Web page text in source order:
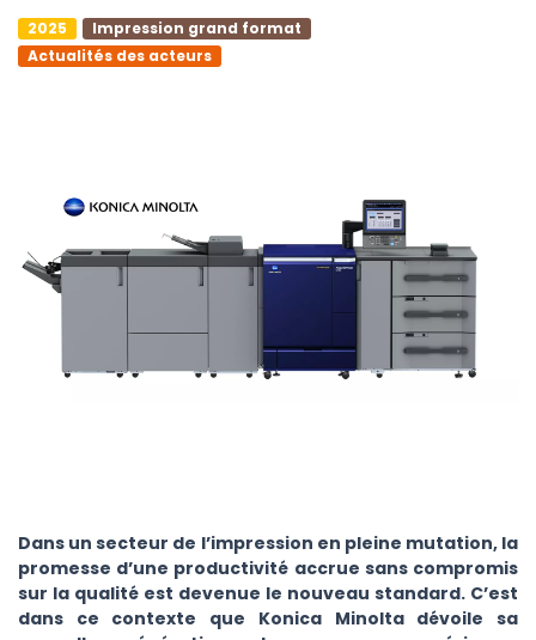
2025
Impression grand format
Actualités des acteurs
Dans un secteur de l’impression en pleine mutation, la
promesse d’une productivité accrue sans compromis
sur la qualité est devenue le nouveau standard. C’est
dans ce contexte que Konica Minolta dévoile sa